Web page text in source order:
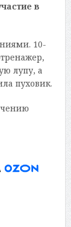
в
10-
лупу, а
пуховик.